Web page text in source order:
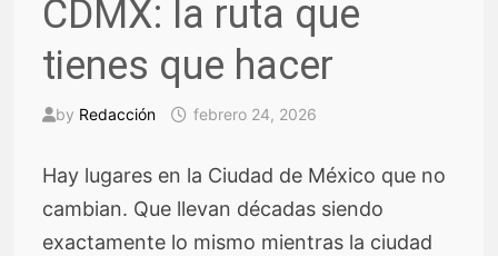
CDMX: la ruta que
tienes que hacer
by Redacción febrero 24, 2026
Hay lugares en la Ciudad de México que no
cambian. Que llevan décadas siendo
exactamente lo mismo mientras la ciudad